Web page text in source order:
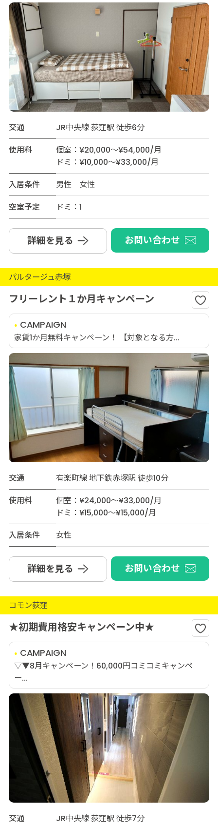
交通
JR中央線 荻窪駅 徒歩6分
使用料
個室：¥20,000～¥54,000/月
ドミ：¥10,000～¥33,000/月
入居条件
男性 女性
空室予定
ドミ：1
詳細を見る お問い合わせ
パルタージュ赤塚
フリーレント１か月キャンペーン
CAMPAIGN
家賃1か月無料キャンペーン！ 【対象となる方...
交通
有楽町線 地下鉄赤塚駅 徒歩10分
使用料
個室：¥24,000～¥33,000/月
ドミ：¥15,000～¥15,000/月
入居条件
女性
詳細を見る お問い合わせ
コモン荻窪
★初期費用格安キャンペーン中★
CAMPAIGN
▽▼8月キャンペーン！60,000円コミコミキャンペ
ー...
交通 JR中央線 荻窪駅 徒歩7分